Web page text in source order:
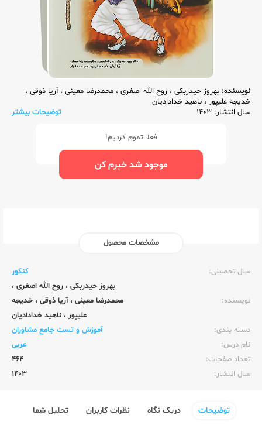
نویسنده: بهروز حیدربکی ، روح الله اصغری ، محمدرضا معینی ،آریا ذوقی ،
خدیجه علیپور ، ناهید خدادادیان
سال انتشار: 1403
توضیحات بیشتر
فعلا تموم کردیم!
موجود شد خبرم کن
مشخصات محصول
سال تحصیلی:‌
کنکور
نویسنده:‌
بهروز حیدربکی ، روح الله اصغری ،
محمدرضا معینی ،آریا ذوقی ، خدیجه
علیپور ، ناهید خدادادیان
دسته بندی:
آموزش و تست جامع مشاوران
نام درس:
عربی
تعداد صفحات:‌
464
سال انتشار:‌
1403
توضیحات دریک نگاه نظرات کاربران تحلیل شما